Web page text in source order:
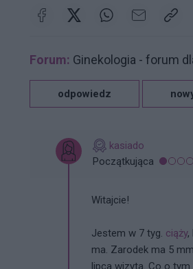
Forum: Ginekologia - forum
odpowiedz
kasiado
Początkująca
Witajcie!
Jestem w 7 tyg. ciąży,
ma. Zarodek ma 5
lipca wizyta. Co o